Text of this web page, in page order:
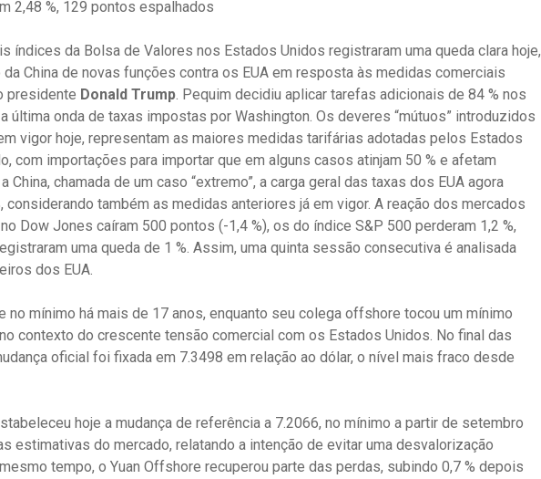
2,48 %, 129 pontos espalhados
índices da Bolsa de Valores nos Estados Unidos registraram uma queda clara hoje,
China de novas funções contra os EUA em resposta às medidas comerciais
presidente Donald Trump. Pequim decidiu aplicar tarefas adicionais de 84 % nos
última onda de taxas impostas por Washington. Os deveres “mútuos” introduzidos
vigor hoje, representam as maiores medidas tarifárias adotadas pelos Estados
com importações para importar que em alguns casos atinjam 50 % e afetam
China, chamada de um caso “extremo”, a carga geral das taxas dos EUA agora
considerando também as medidas anteriores já em vigor. A reação dos mercados
Dow Jones caíram 500 pontos (-1,4 %), os do índice S&P 500 perderam 1,2 %,
uma queda de 1 %. Assim, uma quinta sessão consecutiva é analisada
dos EUA.
no mínimo há mais de 17 anos, enquanto seu colega offshore tocou um mínimo
contexto do crescente tensão comercial com os Estados Unidos. No final das
oficial foi fixada em 7.3498 em relação ao dólar, o nível mais fraco desde
hoje a mudança de referência a 7.2066, no mínimo a partir de setembro
estimativas do mercado, relatando a intenção de evitar uma desvalorização
tempo, o Yuan Offshore recuperou parte das perdas, subindo 0,7 % depois